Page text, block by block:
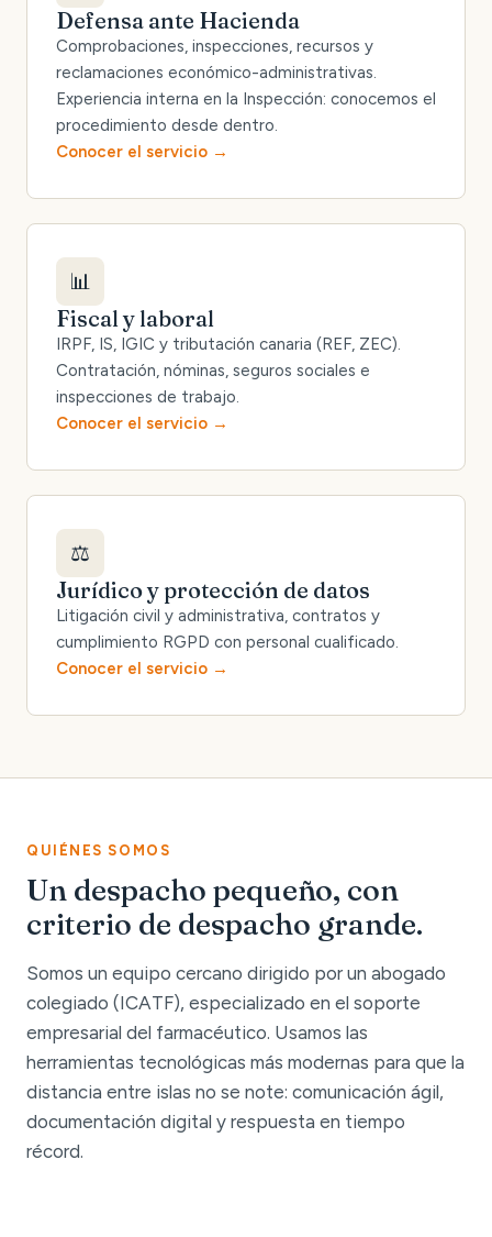
Defensa ante Hacienda
Comprobaciones, inspecciones, recursos y
reclamaciones económico-administrativas.
Experiencia interna en la Inspección: conocemos el
procedimiento desde dentro.
Conocer el servicio
📊
Fiscal y laboral
IRPF, IS, IGIC y tributación canaria (REF, ZEC).
Contratación, nóminas, seguros sociales e
inspecciones de trabajo.
Conocer el servicio
⚖️
Jurídico y protección de datos
Litigación civil y administrativa, contratos y
cumplimiento RGPD con personal cualificado.
Conocer el servicio
QUIÉNES SOMOS
Un despacho pequeño, con
criterio de despacho grande.
Somos un equipo cercano dirigido por un abogado
colegiado (ICATF), especializado en el soporte
empresarial del farmacéutico. Usamos las
herramientas tecnológicas más modernas para que la
distancia entre islas no se note: comunicación ágil,
documentación digital y respuesta en tiempo
récord.